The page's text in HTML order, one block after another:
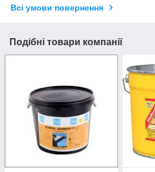
Всі умови повернення
Подібні товари компанії